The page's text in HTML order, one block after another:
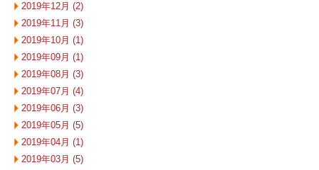
2019年12月 (2)
2019年11月 (3)
2019年10月 (1)
2019年09月 (1)
2019年08月 (3)
2019年07月 (4)
2019年06月 (3)
2019年05月 (5)
2019年04月 (1)
2019年03月 (5)